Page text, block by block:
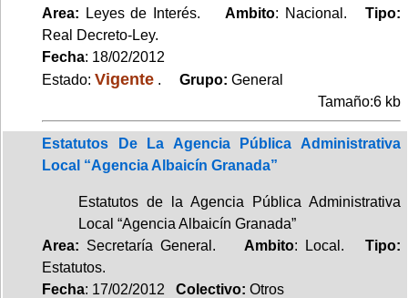
Area: Leyes de Interés.Ambito: Nacional.Tipo:
Real Decreto-Ley.
Fecha: 18/02/2012
Estado: Vigente . Grupo: General
Tamaño:6 kb
Estatutos De La Agencia Pública Administrativa
Local “Agencia Albaicín Granada”
Estatutos de la Agencia Pública Administrativa
Local “Agencia Albaicín Granada”
Area: Secretaría General. Ambito: Local.Tipo:
Estatutos.
Fecha: 17/02/2012 Colectivo: Otros